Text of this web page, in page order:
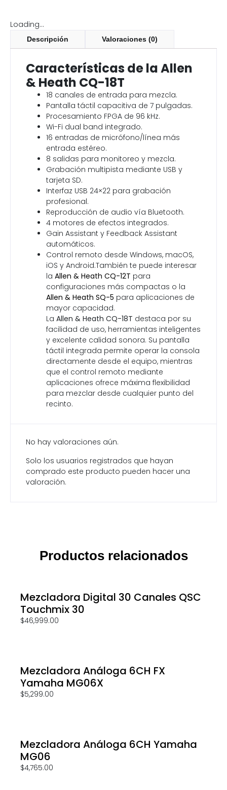
Loading...
Descripción Valoraciones (0)
Características de la Allen
& Heath CQ-18T
18 canales de entrada para mezcla.
Pantalla táctil capacitiva de 7 pulgadas.
Procesamiento FPGA de 96 kHz.
Wi-Fi dual band integrado.
16 entradas de micrófono/línea más
entrada estéreo.
8 salidas para monitoreo y mezcla.
Grabación multipista mediante USB y
tarjeta SD.
Interfaz USB 24×22 para grabación
profesional.
Reproducción de audio vía Bluetooth.
4 motores de efectos integrados.
Gain Assistant y Feedback Assistant
automáticos.
Control remoto desde Windows, macOS,
iOS y Android.También te puede interesar
la Allen & Heath CQ-12T para
configuraciones más compactas o la
Allen & Heath SQ-5 para aplicaciones de
mayor capacidad.
La Allen & Heath CQ-18T destaca por su
facilidad de uso, herramientas inteligentes
y excelente calidad sonora. Su pantalla
táctil integrada permite operar la consola
directamente desde el equipo, mientras
que el control remoto mediante
aplicaciones ofrece máxima flexibilidad
para mezclar desde cualquier punto del
recinto.
No hay valoraciones aún.
Solo los usuarios registrados que hayan
comprado este producto pueden hacer una
valoración.
Productos relacionados
Mezcladora Digital 30 Canales QSC
Touchmix 30
$46,999.00
Mezcladora Análoga 6CH FX
Yamaha MG06X
$5,299.00
Mezcladora Análoga 6CH Yamaha
MG06
$4,765.00